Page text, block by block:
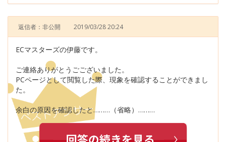
返信者：非公開 2019/03/28 20:24
ECマスターズの伊藤です。
ご連絡ありがとうごございました。
PCページとして閲覧した際、現象を確認することができまし
た。
余白の原因を確認したと………（省略）………